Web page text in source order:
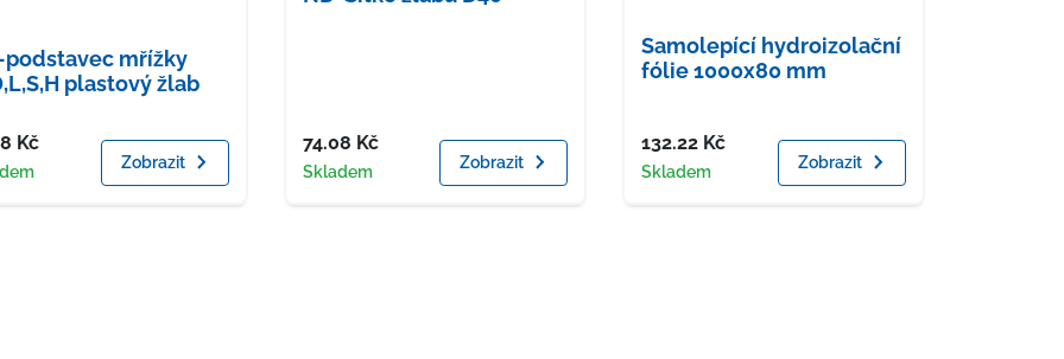
podstavec mřížky
plastový žlab
Kč
Zobrazit
Cena
74.08 Kč
Dostupnost
Skladem Zobrazit
Samolepící hydroizolační
fólie 1000x80 mm
Cena
132.22 Kč
Dostupnost
Skladem Zobrazit